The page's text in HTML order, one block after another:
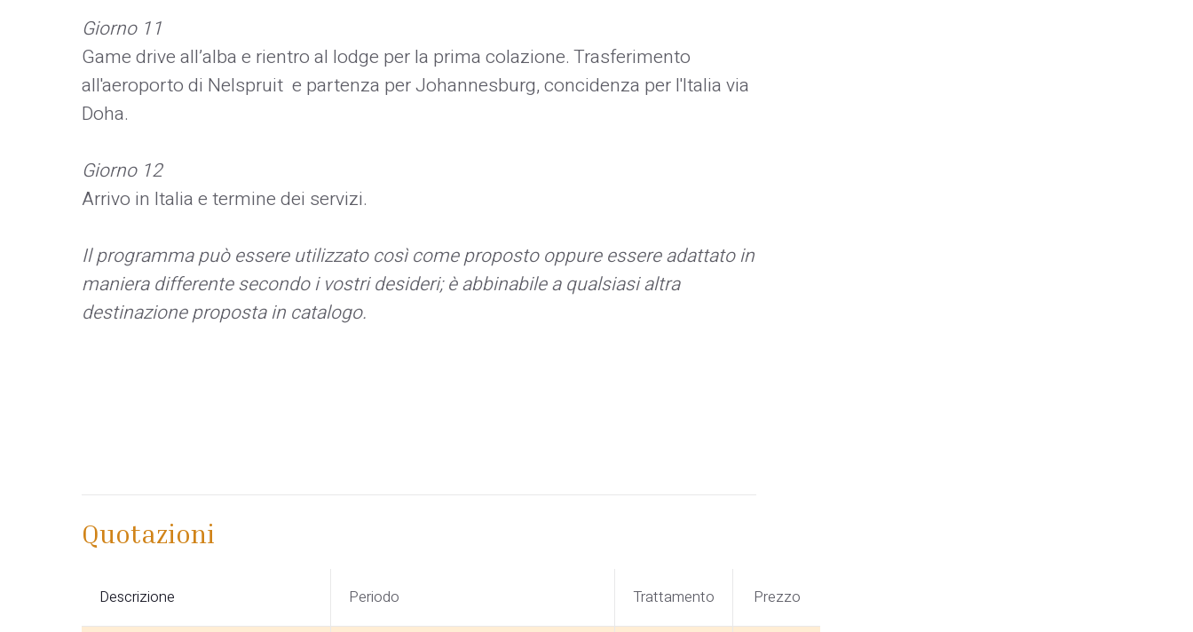
Giorno 11
Game drive all’alba e rientro al lodge per la prima colazione. Trasferimento
all'aeroporto di Nelspruit e partenza per Johannesburg, concidenza per l'Italia via
Doha.
Giorno 12
Arrivo in Italia e termine dei servizi.
Il programma può essere utilizzato così come proposto oppure essere adattato in
maniera differente secondo i vostri desideri; è abbinabile a qualsiasi altra
destinazione proposta in catalogo.
Quotazioni
Descrizione Periodo Trattamento Prezzo